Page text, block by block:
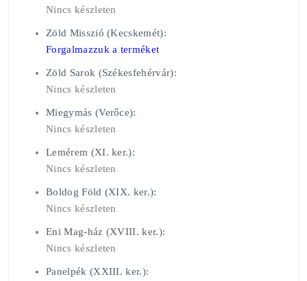
Nincs készleten
Zöld Misszió (Kecskemét):
Forgalmazzuk a terméket
Zöld Sarok (Székesfehérvár):
Nincs készleten
Miegymás (Verőce):
Nincs készleten
Lemérem (XI. ker.):
Nincs készleten
Boldog Föld (XIX. ker.):
Nincs készleten
Eni Mag-ház (XVIII. ker.):
Nincs készleten
Panelpék (XXIII. ker.):